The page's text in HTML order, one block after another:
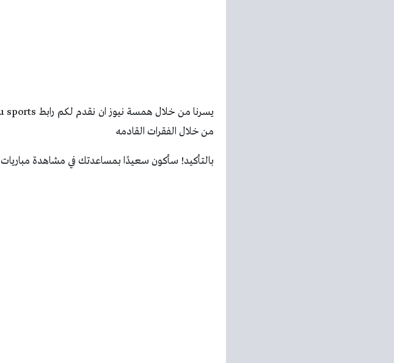
من خلال الفقرات القادمه
بالتأكيد! سأكون سعيدًا بمساعدتك في مشاهدة مباريات mgbe4c6bu sports. إليك بعض الطرق لمشاهدة المباريات: